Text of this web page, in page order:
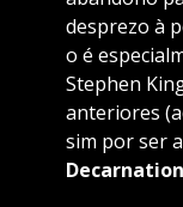
desprezo à
o é
Stephen
anteriores
sim por ser
Decarnation